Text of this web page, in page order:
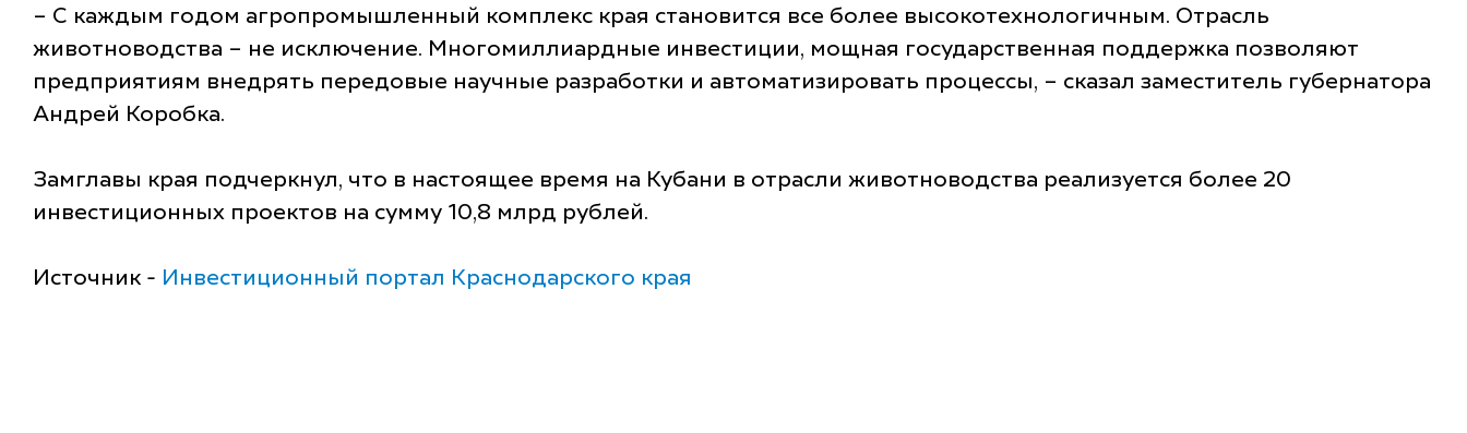
– С каждым годом агропромышленный комплекс края становится все более высокотехнологичным. Отрасль
животноводства – не исключение. Многомиллиардные инвестиции, мощная государственная поддержка позволяют
предприятиям внедрять передовые научные разработки и автоматизировать процессы, – сказал заместитель губернатора
Андрей Коробка.
Замглавы края подчеркнул, что в настоящее время на Кубани в отрасли животноводства реализуется более 20
инвестиционных проектов на сумму 10,8 млрд рублей.
Источник - Инвестиционный портал Краснодарского края